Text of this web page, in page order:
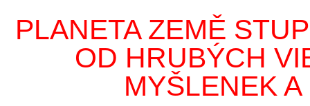
PLANETA ZEMĚ
OD HRUBÝCH
MYŠLENEK